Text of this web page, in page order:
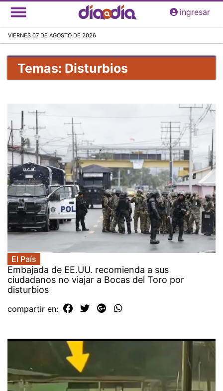
Pasar
al
principal
ingresar
VIERNES 07 DE AGOSTO DE 2026
Temas: Disturbios
El País
Embajada de EE.UU. recomienda a sus
ciudadanos no viajar a Bocas del Toro por
disturbios
compartir en: